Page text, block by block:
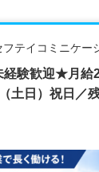
テイコミニケー
経験歓迎★月給
土日）祝日／